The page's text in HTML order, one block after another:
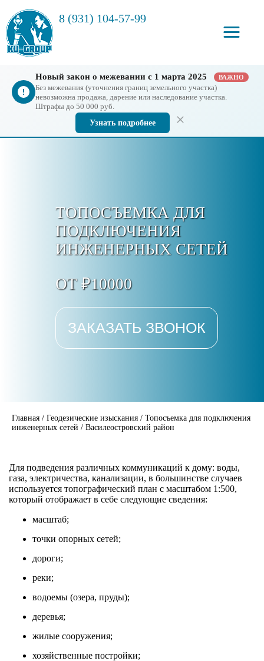
8 (931) 104-57-99
Новый закон о межевании с 1 марта 2025 ВАЖНО
Без межевания (уточнения границ земельного участка)
невозможна продажа, дарение или наследование участка.
Штрафы до 50 000 руб.
Узнать подробнее
ТОПОСЪЕМКА ДЛЯ
ПОДКЛЮЧЕНИЯ
ИНЖЕНЕРНЫХ СЕТЕЙ
ОТ ₽10000
ЗАКАЗАТЬ ЗВОНОК
Главная / Геодезические изыскания / Топосъемка для подключения
инженерных сетей / Василеостровский район
Для подведения различных коммуникаций к дому: воды,
газа, электричества, канализации, в большинстве случаев
используется топографический план с масштабом 1:500,
который отображает в себе следующие сведения:
масштаб;
точки опорных сетей;
дороги;
реки;
водоемы (озера, пруды);
деревья;
жилые сооружения;
хозяйственные постройки;